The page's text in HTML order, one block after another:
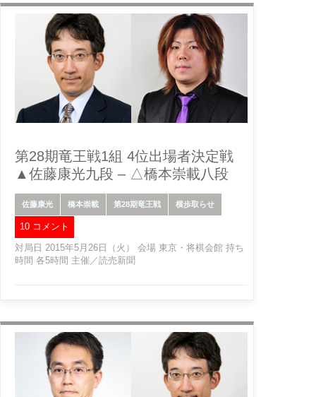
第28期竜王戦1組 4位出場者決定戦
▲佐藤康光九段 – △橋本崇載八段
佐藤康光 橋本崇載 第28期竜王戦 横歩取らせ
10 コメント
対局日 2015年5月26日（火） 会場 東京・将棋会館 持ち
時間 各5時間 主催／読売新聞